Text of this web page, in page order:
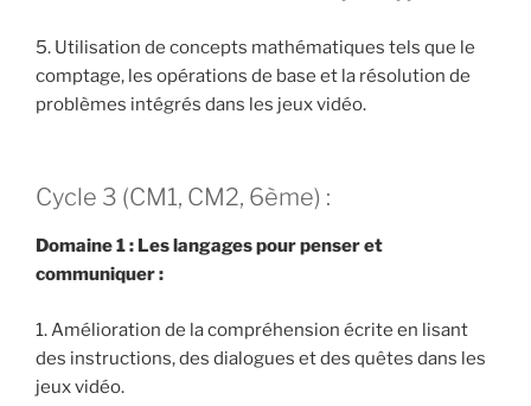
5. Utilisation de concepts mathématiques tels que le
comptage, les opérations de base et la résolution de
problèmes intégrés dans les jeux vidéo.
Cycle 3 (CM1, CM2, 6ème) :
Domaine 1 : Les langages pour penser et
communiquer :
1. Amélioration de la compréhension écrite en lisant
des instructions, des dialogues et des quêtes dans les
jeux vidéo.